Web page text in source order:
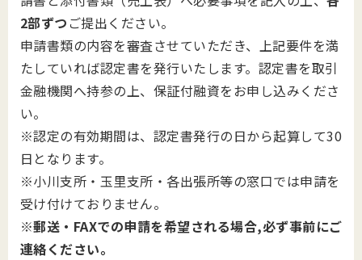
2部ずつ ご提出ください。
申請書類の内容を審査させていただき、上記要件を満
たしていれば認定書を発行いたします。認定書を取引
金融機関へ持参の上、保証付融資をお申し込みくださ
い。
※認定の有効期間は、認定書発行の日から起算して30
日となります。
※小川支所・玉里支所・各出張所等の窓口では申請を
受け付けておりません。
※郵送・FAXでの申請を希望される場合,必ず事前にご
連絡ください。